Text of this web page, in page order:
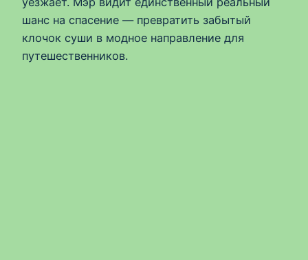
шанс на спасение — превратить забытый
клочок суши в модное направление для
путешественников.